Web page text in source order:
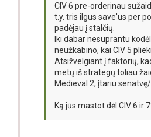
CIV 6 pre-orderinau
t.y. tris ilgus save'us per
padėjau į stalčių.
Iki dabar nesuprantu
neužkabino, kai CIV 5
Atsižvelgiant į faktorių,
metų iš strategų toliau
Medieval 2, įtariu
Ką jūs mastot dėl CIV 6 ir